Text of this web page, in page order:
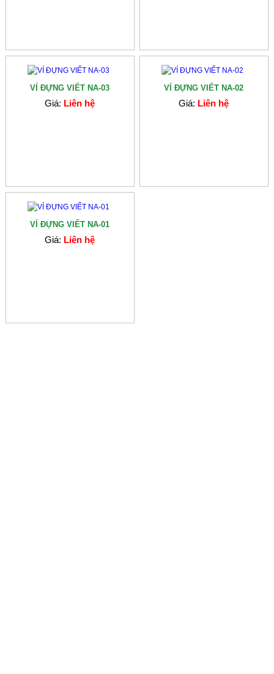
VÍ ĐỰNG VIẾT NA-03
Giá: Liên hệ
VÍ ĐỰNG VIẾT NA-02
Giá: Liên hệ
VÍ ĐỰNG VIẾT NA-01
Giá: Liên hệ